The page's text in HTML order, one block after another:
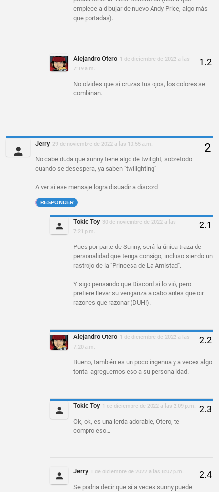
empiece a dibujar de nuevo Andy Price, algo más
que portadas).
Alejandro Otero 1 de diciembre de 2022 a las
7:19 a.m.
No olvides que si cruzas tus ojos, los colores se
combinan.
Jerry 29 de noviembre de 2022 a las 10:55 a.m.
No cabe duda que sunny tiene algo de twilight, sobretodo
cuando se desespera, ya saben "twilighting"
A ver si ese mensaje logra disuadir a discord
RESPONDER
Tokio Toy 30 de noviembre de 2022 a las
7:21 p.m.
Pues por parte de Sunny, será la única traza de
personalidad que tenga consigo, incluso siendo un
rastrojo de la "Princesa de La Amistad".
Y sigo pensando que Discord si lo vió, pero
prefiere llevar su venganza a cabo antes que oir
razones que razonar (DUH!).
Alejandro Otero 1 de diciembre de 2022 a las
7:20 a.m.
Bueno, también es un poco ingenua y a veces algo
tonta, agreguemos eso a su personalidad.
Tokio Toy 1 de diciembre de 2022 a las 2:09 p.m.
Ok, ok, es una lerda adorable, Otero, te
compro eso...
Jerry 1 de diciembre de 2022 a las 8:07 p.m.
Se podria decir que si a veces sunny puede